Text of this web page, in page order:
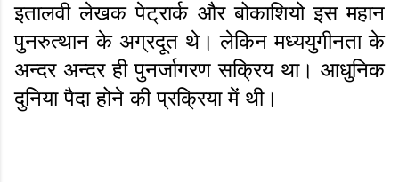
इतालवी लेखक पेट्रार्क और बोकाशियो इस महान
पुनरुत्थान के अग्रदूत थे। लेकिन मध्ययुगीनता के
अन्दर अन्दर ही पुनर्जागरण सक्रिय था। आधुनिक
दुनिया पैदा होने की प्रक्रिया में थी।